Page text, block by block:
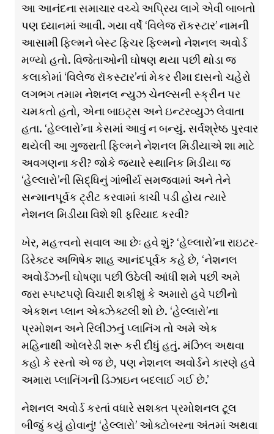
આ આનંદના સમાચાર વચ્ચે અપ્રિય લાગે એવી બાબતો
પણ ધ્યાનમાં આવી. ગયા વર્ષે ‘વિલેજ રૉકસ્ટાર’ નામની
આસામી ફિલ્મને બેસ્ટ ફિચર ફિલ્મનો નેશનલ અવોર્ડ
મળ્યો હતો. વિજેતાઓની ઘોષણ થયા પછી થોડા જ
કલાકોમાં ‘વિલેજ રૉકસ્ટાર’નાં મેકર રીમા દાસનો ચહેરો
લગભગ તમામ નેશનલ ન્યુઝ ચેનલ્સની સ્ક્રીન પર
ચમકતો હતો, એના બાઇટ્સ અને ઇન્ટરવ્યુઝ લેવાતા
હતા. ‘હેલ્લારો’ના કેસમાં આવું ન બન્યું. સર્વશ્રેષ્ઠ પુરવાર
થયેલી આ ગુજરાતી ફિલ્મને નેશનલ મિડીયાએ શા માટે
અવગણના કરી? જોકે જ્યારે સ્થાનિક મિડીયા જ
‘હેલ્લારો’ની સિદ્ધિનું ગાંભીર્ય સમજવામાં અને તેને
સન્માનપૂર્વક ટ્રીટ કરવામાં કાચી પડી હોય ત્યારે
નેશનલ મિડીયા વિશે શી ફરિયાદ કરવી?
ખેર, મહત્ત્વનો સવાલ આ છેઃ હવે શું? ‘હેલ્લારો’ના રાઇટર-
ડિરેક્ટર અભિષેક શાહ આનંદપૂર્વક કહે છે, ‘નેશનલ
અવોર્ડઝની ઘોષણા પછી ઉઠેલી આંધી શમે પછી અમે
જરા સ્પષ્ટપણે વિચારી શકીશું કે અમારો હવે પછીનો
એકશન પ્લાન એક્ઝેક્ટલી શો છે. ‘હેલ્લારો’ના
પ્રમોશન અને રિલીઝનું પ્લાનિંગ તો અમે એક
મહિનાથી ઓલરેડી શરૂ કરી દીધું હતું. મંઝિલ અથવા
કહો કે રસ્તો એ જ છે, પણ નેશનલ અવોર્ડને કારણે હવે
અમારા પ્લાનિંગની ડિઝાઇન બદલાઈ ગઈ છે.’
નેશનલ અવોર્ડ કરતાં વધારે સશક્ત પ્રમોશનલ ટૂલ
બીજું કયું હોવાનું! ‘હેલ્લારો’ ઓક્ટોબરના અંતમાં અથવા